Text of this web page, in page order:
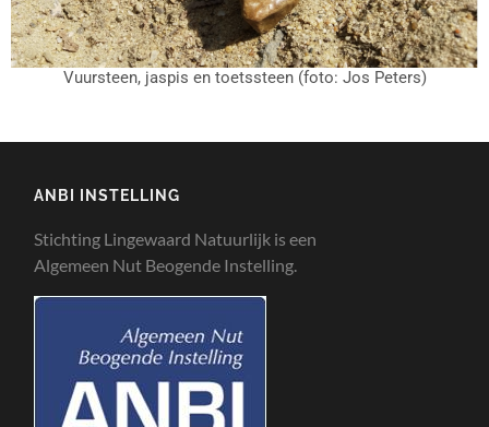
Vuursteen, jaspis en toetssteen (foto: Jos Peters)
ANBI INSTELLING
Stichting Lingewaard Natuurlijk is een
Algemeen Nut Beogende Instelling.